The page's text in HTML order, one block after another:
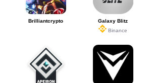
Brilliantcrypto
Galaxy Blitz
Binance